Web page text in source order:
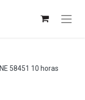
58451 10 horas